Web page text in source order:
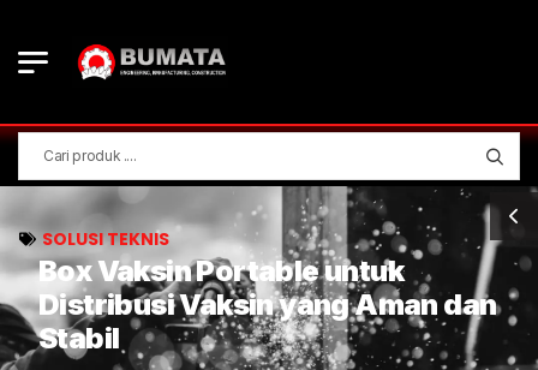
SOLUSI TEKNIS
Box Vaksin Portable untuk
Distribusi Vaksin yang Aman dan
Stabil